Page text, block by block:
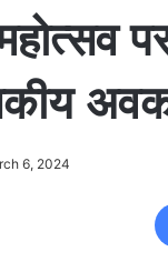
6, 2024